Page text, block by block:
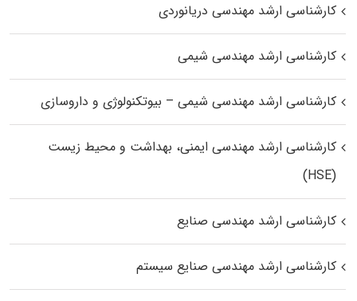
کارشناسی ارشد مهندسی دریانوردی
کارشناسی ارشد مهندسی شیمی
کارشناسی ارشد مهندسی شیمی – بیوتکنولوژی و داروسازی
کارشناسی ارشد مهندسی ایمنی، بهداشت و محیط زیست
(HSE)
کارشناسی ارشد مهندسی صنایع
کارشناسی ارشد مهندسی صنایع سیستم